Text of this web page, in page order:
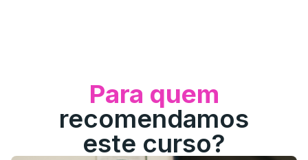
Para quem
recomendamos
este curso?